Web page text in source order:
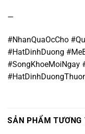
—
#NhanQuaOcCho
#HatDinhDuong
#SongKhoeMoiNgay
SẢN PHẨM TƯƠNG